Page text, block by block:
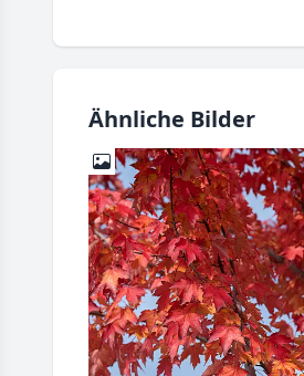
Ähnliche Bilder